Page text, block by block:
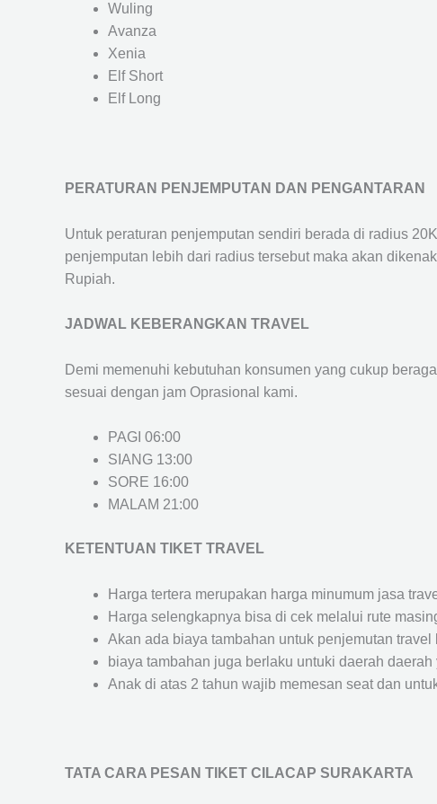
Wuling
Avanza
Xenia
Elf Short
Elf Long
PERATURAN PENJEMPUTAN DAN PENGANTARAN
Untuk peraturan penjemputan sendiri berada di radius
penjemputan lebih dari radius tersebut maka akan
Rupiah.
JADWAL KEBERANGKAN TRAVEL
Demi memenuhi kebutuhan konsumen yang cukup
sesuai dengan jam Oprasional kami.
PAGI 06:00
SIANG 13:00
SORE 16:00
MALAM 21:00
KETENTUAN TIKET TRAVEL
Harga tertera merupakan harga minumum jasa
Harga selengkapnya bisa di cek melalui rute
Akan ada biaya tambahan untuk penjemutan
biaya tambahan juga berlaku untuki daerah
Anak di atas 2 tahun wajib memesan seat dan
TATA CARA PESAN TIKET CILACAP SURAKARTA